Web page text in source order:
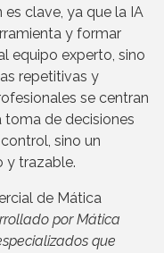
clave, ya que la IA
y formar
equipo experto, sino
repetitivas y
se centran
toma de decisiones
sino un
y trazable.
de Mática
por Mática
que